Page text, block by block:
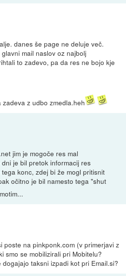
danes še page ne deluje več.
mail naslov oz najbolj
to zadevo, pa da res ne bojo kje
zadeva z udbo zmedla.heh
jim je mogoče res mal
je bil pretok informacij res
konc, zdej bi že mogl pritisnit
očitno je bil namesto tega "shut
poste na pinkponk.com (v primerjavi z
smo se mobilizirali pri Mobitelu?
taksni izpadi kot pri Email.si?